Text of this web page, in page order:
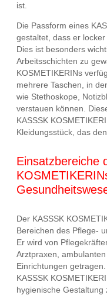
ist.
Die Passform eines
gestaltet, dass er
Dies ist besonders
Arbeitsschichten zu
KOSMETIKERINs
mehrere Taschen, in
wie Stethoskope,
verstauen können.
KASSSK
Kleidungsstück, das
Einsatzbereiche
Der KASSSK
Bereichen des Pflege-
Er wird von
Arztpraxen,
Einrichtungen
KASSSK
hygienische Gestaltung